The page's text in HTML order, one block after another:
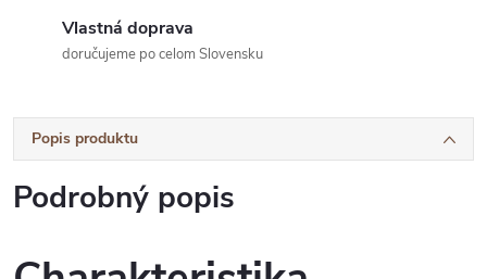
Vlastná doprava
doručujeme po celom Slovensku
Popis produktu
Podrobný popis